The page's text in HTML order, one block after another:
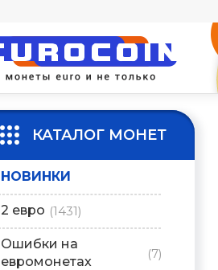
КАТАЛОГ МОНЕТ
НОВИНКИ
2 евро (1431)
Ошибки на
евромонетах
(7)